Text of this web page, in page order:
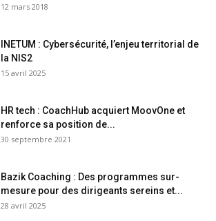
12 mars 2018
INETUM : Cybersécurité, l’enjeu territorial de
la NIS2
15 avril 2025
HR tech : CoachHub acquiert MoovOne et
renforce sa position de...
30 septembre 2021
Bazik Coaching : Des programmes sur-
mesure pour des dirigeants sereins et...
28 avril 2025